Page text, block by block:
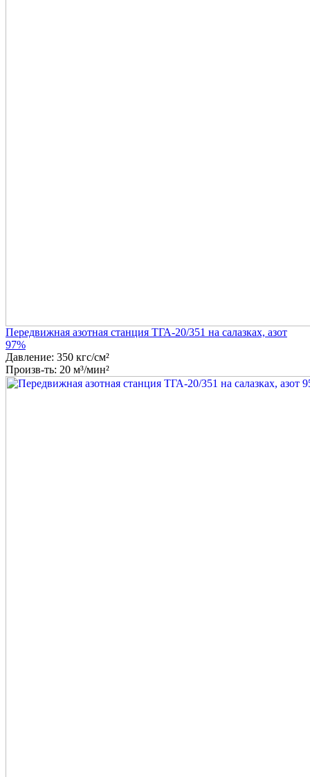
Передвижная азотная станция ТГА-20/351 на салазках, азот
97%
Давление: 350 кгс/см²
Произв-ть: 20 м³/мин²